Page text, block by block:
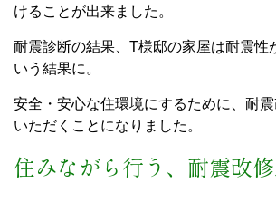
けることが出来ました。
耐震診断の結果、T様邸の家屋は耐震性
いう結果に。
安全・安心な住環境にするために、耐
いただくことになりました。
住みながら行う、耐震改